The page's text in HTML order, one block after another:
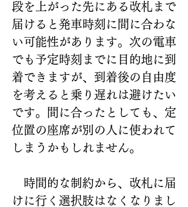
段を上がった先にある改札まで
届けると発車時刻に間に合わな
い可能性があります。次の電車
でも予定時刻までに目的地に到
着できますが、到着後の自由度
を考えると乗り遅れは避けたい
です。間に合ったとしても、定
位置の座席が別の人に使われて
しまうかもしれません。
時間的な制約から、改札に届
けに行く選択肢はなくなりまし